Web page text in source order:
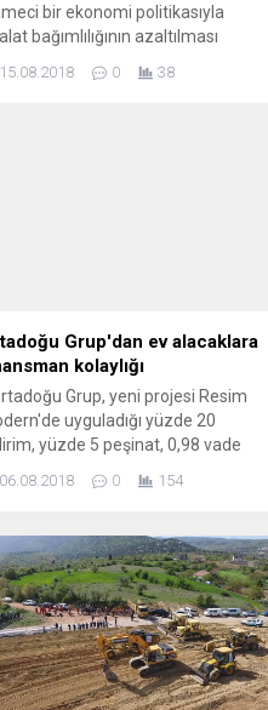
bir ekonomi politikasıyla
bağımlılığının azaltılması
ayı meclis toplantısında,
15.08.2018 0 38
Grup'dan ev alacaklara
kolaylığı
Grup, yeni projesi Resim
uyguladığı yüzde 20
yüzde 5 peşinat, 0,98 vade
ile ev sahibi yapıyor
06.08.2018 0 154